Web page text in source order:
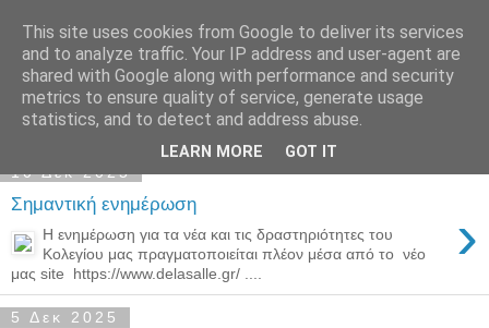
Παιδικός Σταθμός-
Νηπιαγωγείο "ΔΕΛΑΣΑΛ"
10 Δεκ 2025
Σημαντική ενημέρωση ›
Η ενημέρωση για τα νέα και τις δραστηριότητες του
Κολεγίου μας πραγματοποιείται πλέον μέσα από το νέο
μας site https://www.delasalle.gr/ ....
5 Δεκ 2025
This site uses cookies from Google to deliver its services
and to analyze traffic. Your IP address and user-agent are
shared with Google along with performance and security
metrics to ensure quality of service, generate usage
statistics, and to detect and address abuse.
LEARN MORE GOT IT